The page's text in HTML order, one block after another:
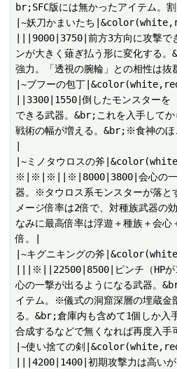
br;SFC版には無かったアイテム。
|~妖刀かまいたち
|||9000|3750|前方3方向に攻撃で
ンが大きく薙ぎ払う形に変化する
強力。「透視の腕輪」との相性は抜
|~ブフーの包丁
||3300|1550|倒したモンスターを
できる武器。&br;これを入手してか
戦術の幅が増える。&br;※食神のほ
|~ミノタウロスの斧
※|※|※||※|8000|3800|会心の一撃
器。※タウロス系モンスターが落
メージ倍率は2倍で、対種族武器の
なみに最高倍率は浮遊＋種族＋会
倍。|
|~キグニキングの斧
|||※||22500|8500|ピンチ（HPが
心の一撃が出るようになる武器。
イテム。※儀式の洞窟深層の埋蔵金
る。&br;倉庫内も含めて1個しか入
合成するなどで無くなれば再度入手
|~使い捨ての剣
|||4200|1400|初期攻撃力は高いが